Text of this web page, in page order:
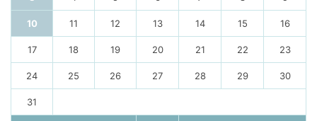
10 11 12 13 14 15 16
17 18 19 20 21 22 23
24 25 26 27 28 29 30
31